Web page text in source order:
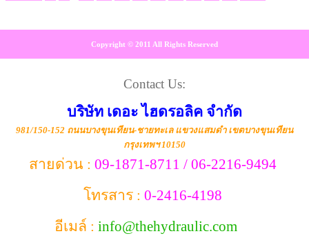
Copyright © 2011 All Rights Reserved
Contact Us:
บริษัท เดอะ ไฮดรอลิค จำกัด
981/150-152 ถนนบางขุนเทียน-ชายทะเล แขวงแสมดำ เขตบางขุนเทียน
กรุงเทพฯ 10150
สายด่วน : 09-1871-8711 / 06-2216-9494
โทรสาร : 0-2416-4198
อีเมล์ : info@thehydraulic.com